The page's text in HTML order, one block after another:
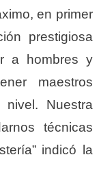
en primer
prestigiosa
a hombres y
maestros
Nuestra
técnicas
indicó la